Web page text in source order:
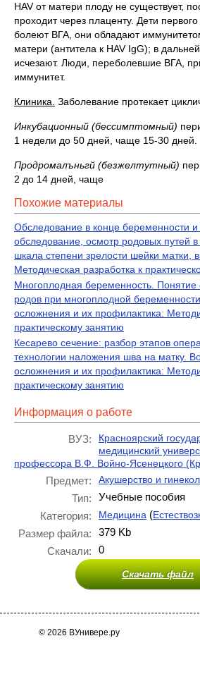
HAV от матери плоду не существует,
проходит через плаценту. Дети
болеют ВГА, они обладают
матери (антитела к HAV IgG); в
исчезают. Люди, переболевшие ВГА,
иммунитет.
Клиника. Заболевание протекает
Инкубационный (бессимптомный)
1 недели до 50 дней, чаще 15-30 дней.
Продромалъньгй (безжелтутный)
2 до 14 дней, чаще
Похожие материалы
Обследование в конце беременности
обследование, осмотр родовых путей в
шкала степени зрелости шейки матки,
Методическая разработка к
Многоплодная беременность.
родов при многоплодной
осложнения и их профилактика:
практическому занятию
Кесарево сечение: разбор этапов
технологии наложения шва на матку.
осложнения и их профилактика:
практическому занятию
Информация о работе
ВУЗ:
Красноярский
медицинский
профессора В.Ф. Войно-Ясенецкого
Предмет: Акушерство и
Тип:
Учебные пособия
Категория:
Медицина (
Размер файла:
379 Kb
Скачали:
0
Скачать файл
© 2026 ВУнивере.ру